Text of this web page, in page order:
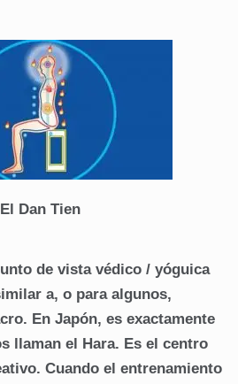
El Dan Tien
de vista védico / yóguica
a, o para algunos,
En Japón, es exactamente
llaman el Hara. Es el centro
Cuando el entrenamiento